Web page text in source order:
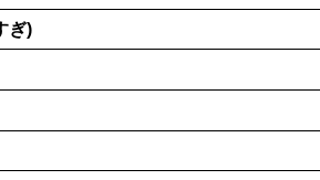
ぎ)